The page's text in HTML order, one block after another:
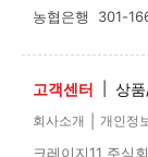
농협은행 301-
고객센터 상
회사소개 개인정
크레이지11 주